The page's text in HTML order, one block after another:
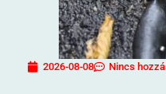
2026-08-08 Nincs